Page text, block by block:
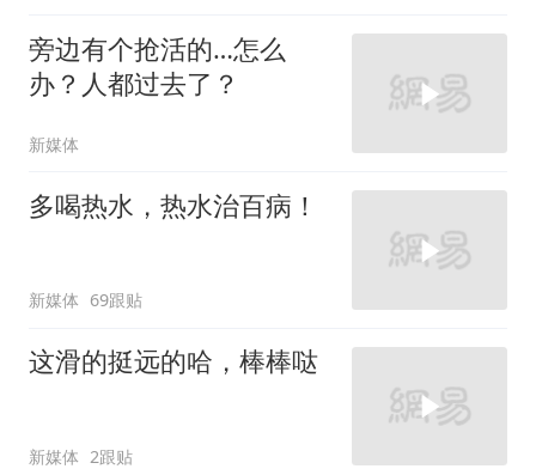
旁边有个抢活的…怎么
办？人都过去了？
新媒体
多喝热水，热水治百病！
新媒体 69跟贴
这滑的挺远的哈，棒棒哒
新媒体 2跟贴